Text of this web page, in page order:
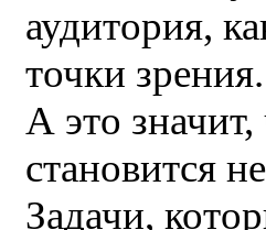
аудитория,
точки зрения.
А это
становится
Задачи,